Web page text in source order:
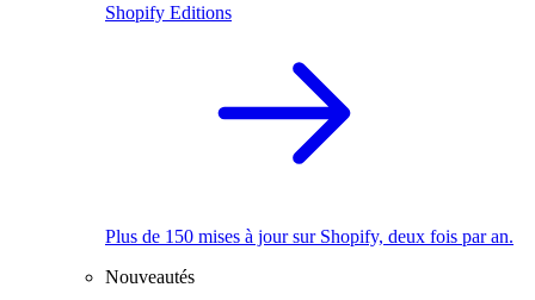
Shopify Editions
Plus de 150 mises à jour sur Shopify, deux fois par an.
Nouveautés